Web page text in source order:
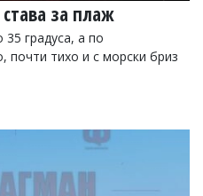
за плаж
градуса, а по
тихо и с морски бриз